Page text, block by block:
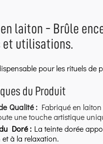
laiton - Brûle
et utilisations.
pour les rituels de
du Produit
Qualité : Fabriqué en
une touche artistique
Doré : La teinte dorée
à la relaxation.